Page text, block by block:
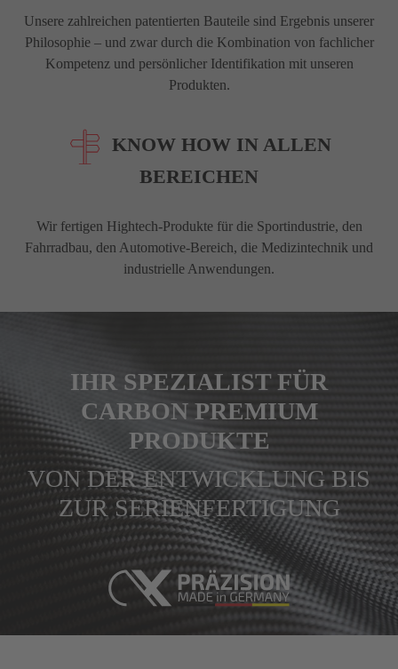
Unsere zahlreichen patentierten Bauteile sind Ergebnis unserer
Philosophie – und zwar durch die Kombination von fachlicher
Kompetenz und persönlicher Identifikation mit unseren
Produkten.
KNOW HOW IN ALLEN
BEREICHEN
Wir fertigen Hightech-Produkte für die Sportindustrie, den
Fahrradbau, den Automotive-Bereich, die Medizintechnik und
industrielle Anwendungen.
IHR SPEZIALIST FÜR
CARBON PREMIUM
PRODUKTE
VON DER ENTWICKLUNG BIS
ZUR SERIENFERTIGUNG